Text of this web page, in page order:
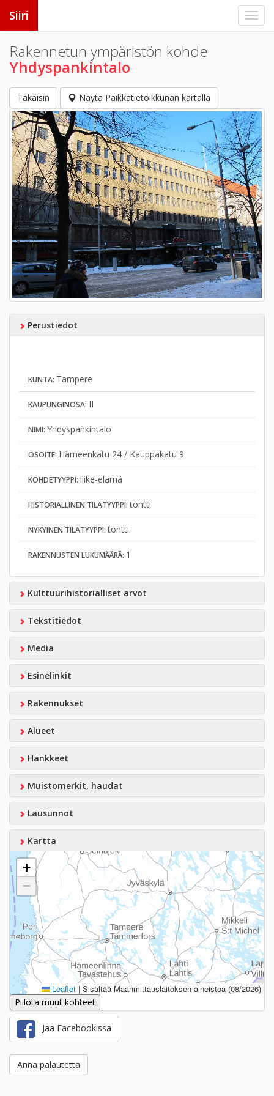
Siiri
Rakennetun ympäristön kohde
Yhdyspankintalo
Takaisin Näytä Paikkatietoikkunan kartalla
Perustiedot
KUNTA: Tampere
KAUPUNGINOSA: II
NIMI: Yhdyspankintalo
OSOITE: Hämeenkatu 24 / Kauppakatu 9
KOHDETYYPPI: liike-elämä
HISTORIALLINEN TILATYYPPI:tontti
NYKYINEN TILATYYPPI:tontti
RAKENNUSTEN LUKUMÄÄRÄ: 1
Kulttuurihistorialliset arvot
Tekstitiedot
Media
Esinelinkit
Rakennukset
Alueet
Hankkeet
Muistomerkit, haudat
Lausunnot
Kartta
+
−
Leaflet | Sisältää Maanmittauslaitoksen aineistoa (08/2026)
Piilota muut kohteet
Jaa Facebookissa
Anna palautetta